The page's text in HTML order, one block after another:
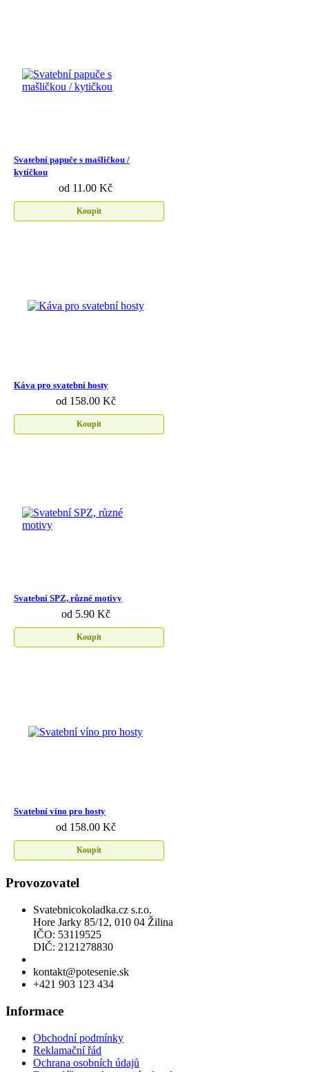
Svatební papuče s mašličkou /
kytičkou
od 11.00 Kč
Koupit
Káva pro svatební hosty
od 158.00 Kč
Koupit
Svatební SPZ, různé motivy
od 5.90 Kč
Koupit
Svatební víno pro hosty
od 158.00 Kč
Koupit
Provozovatel
Svatebnicokoladka.cz s.r.o.
Hore Jarky 85/12, 010 04 Žilina
IČO: 53119525
DIČ: 2121278830
kontakt@potesenie.sk
+421 903 123 434
Informace
Obchodní podmínky
Reklamační řád
Ochrana osobních údajů